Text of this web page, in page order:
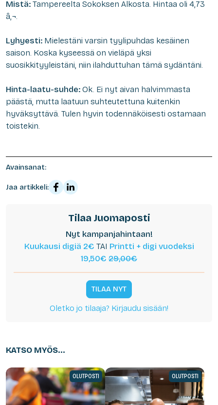
Mistä:Tampereelta Sokoksen Alkosta. Hintaa oli 4,73
â‚¬.
Lyhyesti: Mielestäni varsin tyylipuhdas kesäinen
saison. Koska kyseessä on vieläpä yksi
suosikkityyleistäni, niin ilahduttuhan tämä sydäntäni.
Hinta-laatu-suhde:Ok. Ei nyt aivan halvimmasta
päästä, mutta laatuun suhteutettuna kuitenkin
hyväksyttävä. Tulen hyvin todennäköisesti ostamaan
toistekin.
Avainsanat:
Jaa artikkeli:
Tilaa Juomaposti
Nyt kampanjahintaan!
Kuukausi digiä 2€ TAI Printti + digi vuodeksi
19,50€ 29,00€
TILAA NYT
Oletko jo tilaaja? Kirjaudu sisään!
KATSO MYÖS...
OLUTPOSTI OLUTPOSTI